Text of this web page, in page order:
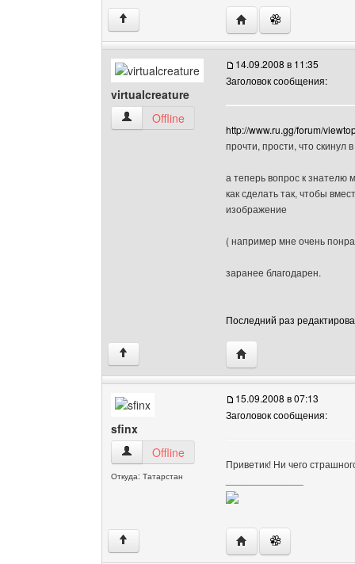
↑ Посетить сайт
virtualcreature
virtualcreature Посмотреть профиль
Offline
14.09.2008 в 11:35
Заголовок сообщения:
http://www.ru.gg/forum/
прочти, прости, что скинул
а теперь вопрос к знателю
как сделать так, чтобы
изображение
( например мне очень
заранее благодарен.
Последний раз
↑ Посетить сайт
sfinx
sfinx Посмотреть профиль
Offline
Откуда: Татарстан
15.09.2008 в 07:13
Заголовок сообщения:
Приветик! Ни чего
↑ Посетить сайт